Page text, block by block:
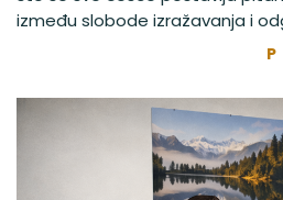
između slobode izražavanja i